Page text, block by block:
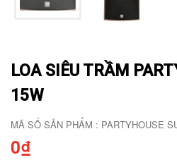
LOA SIÊU TRẦM
15W
MÃ SỐ SẢN PHẨM : PARTYHOUSE
0₫